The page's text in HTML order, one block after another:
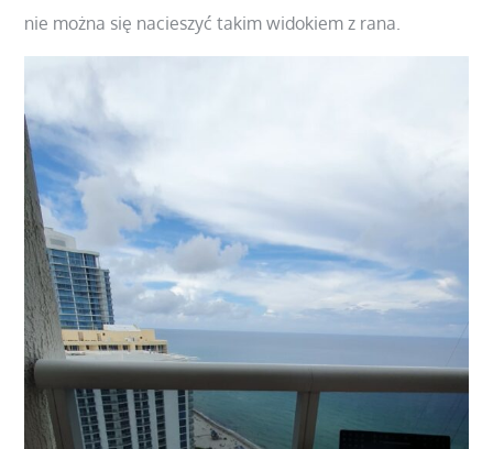
nie można się nacieszyć takim widokiem z rana.